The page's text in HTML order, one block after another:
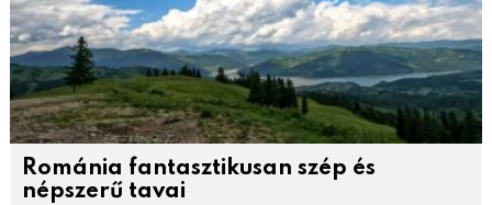
Románia fantasztikusan szép és
népszerű tavai